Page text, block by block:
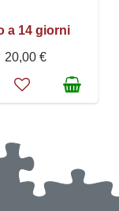
a 14 giorni
20,00 €